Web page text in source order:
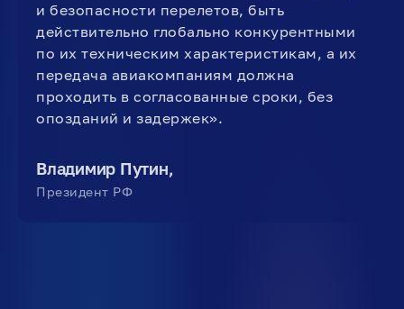
и безопасности перелетов, быть
действительно глобально конкурентными
по их техническим характеристикам, а их
передача авиакомпаниям должна
проходить в согласованные сроки, без
опозданий и задержек».
Владимир Путин,
Президент РФ